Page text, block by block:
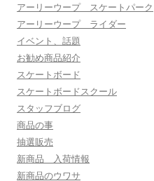
アーリーウープ スケートパーク
アーリーウープ ライダー
イベント、話題
お勧め商品紹介
スケートボード
スケートボードスクール
スタッフブログ
商品の事
抽選販売
新商品 入荷情報
新商品のウワサ